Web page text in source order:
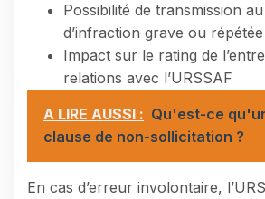
Possibilité de transmission
d’infraction grave ou répétée
Impact sur le rating de
relations avec l’URSSAF
A LIRE AUSSI : Qu'est-ce
clause de non-sollicitation ?
En cas d’erreur involontaire,